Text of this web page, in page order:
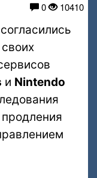
0 10410
согласились
и Nintendo
продления